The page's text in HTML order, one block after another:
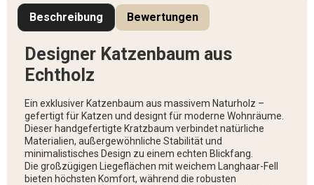
Beschreibung Bewertungen
Designer Katzenbaum aus
Echtholz
Ein exklusiver Katzenbaum aus massivem Naturholz –
gefertigt für Katzen und designt für moderne Wohnräume.
Dieser handgefertigte Kratzbaum verbindet natürliche
Materialien, außergewöhnliche Stabilität und
minimalistisches Design zu einem echten Blickfang.
Die großzügigen Liegeflächen mit weichem Langhaar-Fell
bieten höchsten Komfort, während die robusten